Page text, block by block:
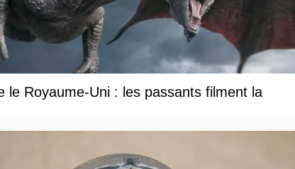
le Royaume-Uni : les passants filment la